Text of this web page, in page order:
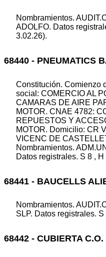
Nombramientos.
ADOLFO. Datos
3.02.26).
68440 - PNEUMATICS
Constitución. Comienzo
social: COMERCIO AL
CAMARAS DE AIRE
MOTOR. CNAE 4782:
REPUESTOS Y
MOTOR. Domicilio: CR
VICENC DE
Nombramientos.
Datos registrales. S 8 ,
68441 - BAUCELLS
Nombramientos.
SLP. Datos registrales.
68442 - CUBIERTA C.O.